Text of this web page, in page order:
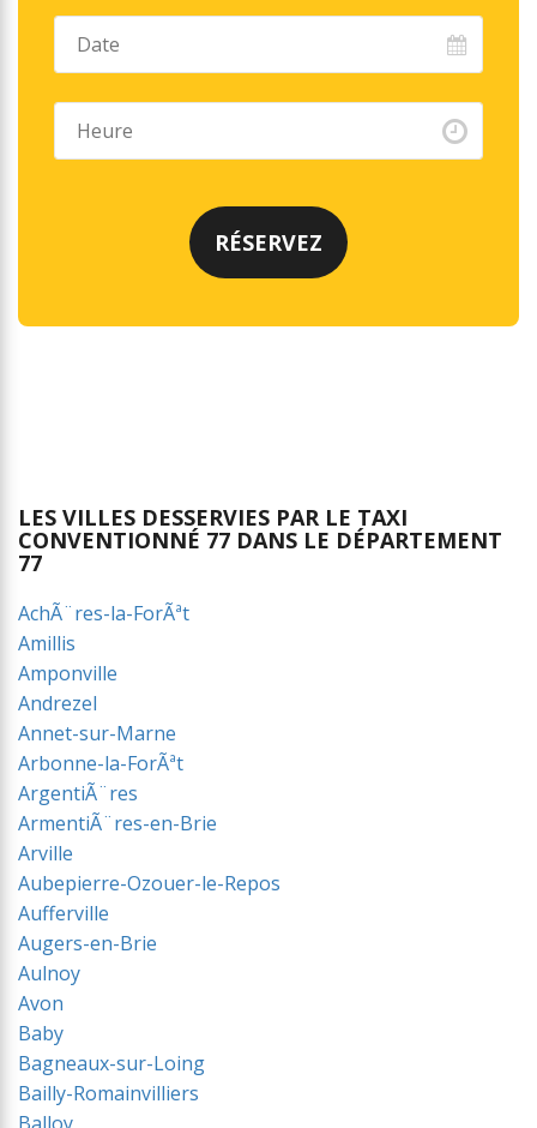
LES VILLES DESSERVIES PAR LE TAXI
CONVENTIONNÉ 77 DANS LE DÉPARTEMENT
77
AchÃ¨res-la-ForÃªt
Amillis
Amponville
Andrezel
Annet-sur-Marne
Arbonne-la-ForÃªt
ArgentiÃ¨res
ArmentiÃ¨res-en-Brie
Arville
Aubepierre-Ozouer-le-Repos
Aufferville
Augers-en-Brie
Aulnoy
Avon
Baby
Bagneaux-sur-Loing
Bailly-Romainvilliers